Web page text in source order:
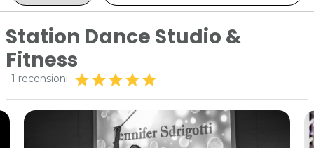
Station Dance Studio &
Fitness
1 recensioni starstarstarstarstar